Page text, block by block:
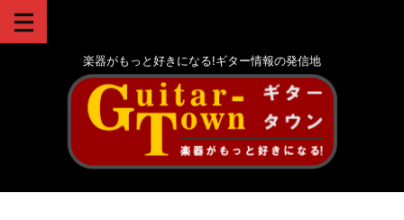
楽器がもっと好きになる!ギター情報の発信地